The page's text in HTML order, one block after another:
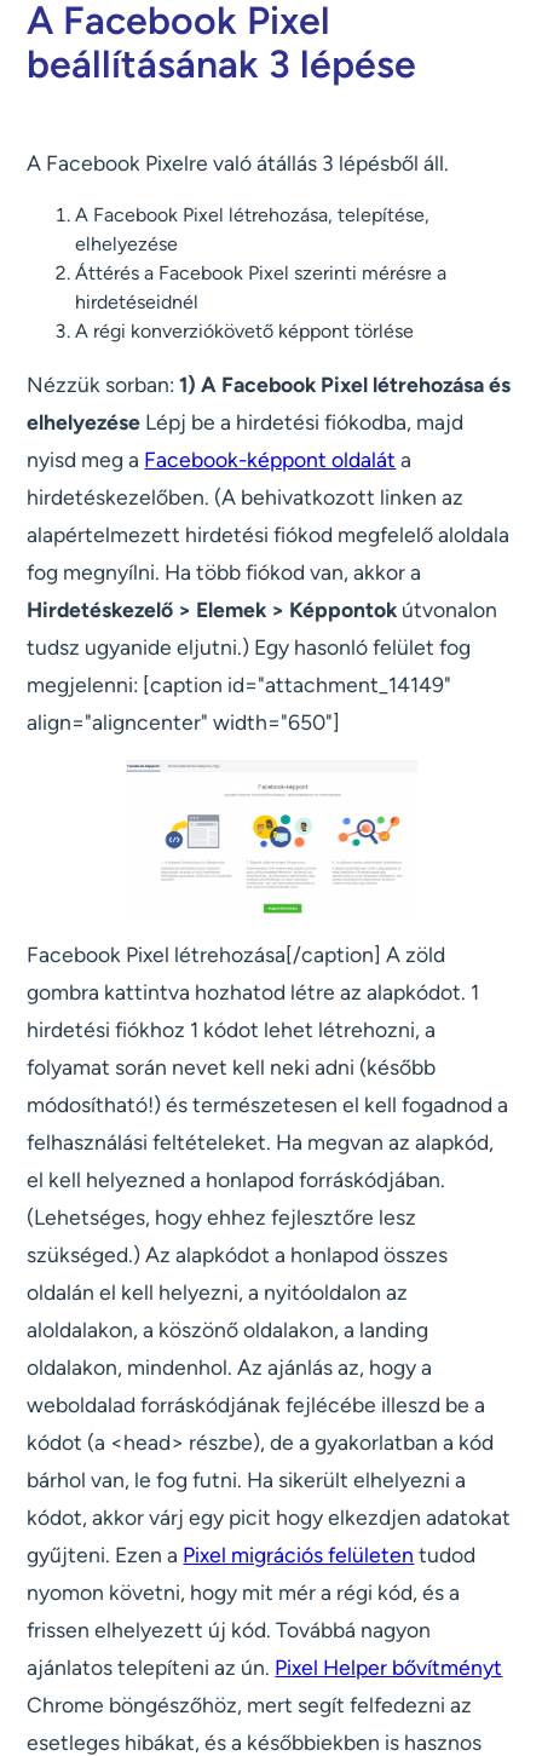
A Facebook Pixel
beállításának 3 lépése
A Facebook Pixelre való átállás 3 lépésből áll.
A Facebook Pixel létrehozása, telepítése,
elhelyezése
Áttérés a Facebook Pixel szerinti mérésre a
hirdetéseidnél
A régi konverziókövető képpont törlése
Nézzük sorban:1) A Facebook Pixel létrehozása és
elhelyezése Lépj be a hirdetési fiókodba, majd
nyisd meg a Facebook-képpont oldalát a
hirdetéskezelőben. (A behivatkozott linken az
alapértelmezett hirdetési fiókod megfelelő aloldala
fog megnyílni. Ha több fiókod van, akkor a
Hirdetéskezelő > Elemek > Képpontok útvonalon
tudsz ugyanide eljutni.) Egy hasonló felület fog
megjelenni: [caption id="attachment_14149"
align="aligncenter" width="650"]
Facebook Pixel létrehozása[/caption] A zöld
gombra kattintva hozhatod létre az alapkódot. 1
hirdetési fiókhoz 1 kódot lehet létrehozni, a
folyamat során nevet kell neki adni (később
módosítható!) és természetesen el kell fogadnod a
felhasználási feltételeket. Ha megvan az alapkód,
el kell helyezned a honlapod forráskódjában.
(Lehetséges, hogy ehhez fejlesztőre lesz
szükséged.) Az alapkódot a honlapod összes
oldalán el kell helyezni, a nyitóoldalon az
aloldalakon, a köszönő oldalakon, a landing
oldalakon, mindenhol. Az ajánlás az, hogy a
weboldalad forráskódjának fejlécébe illeszd be a
kódot (a <head> részbe), de a gyakorlatban a kód
bárhol van, le fog futni. Ha sikerült elhelyezni a
kódot, akkor várj egy picit hogy elkezdjen adatokat
gyűjteni. Ezen a Pixel migrációs felületen tudod
nyomon követni, hogy mit mér a régi kód, és a
frissen elhelyezett új kód. Továbbá nagyon
ajánlatos telepíteni az ún. Pixel Helper bővítményt
Chrome böngészőhöz, mert segít felfedezni az
esetleges hibákat, és a későbbiekben is hasznos